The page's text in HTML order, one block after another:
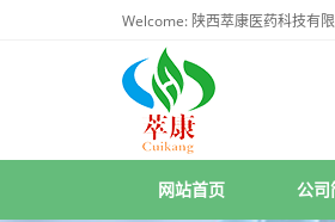
Welcome: 陕西萃康医药科技有
网站首页 公司